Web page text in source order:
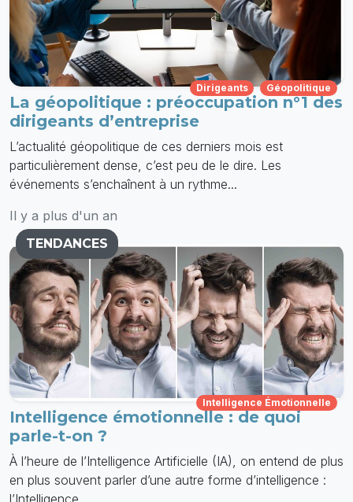
Dirigeants Géopolitique
La géopolitique : préoccupation n°1 des
dirigeants d’entreprise
L’actualité géopolitique de ces derniers mois est
particulièrement dense, c’est peu de le dire. Les
événements s’enchaînent à un rythme...
Il y a plus d'un an
TENDANCES
Intelligence Émotionnelle
Intelligence émotionnelle : de quoi
parle-t-on ?
À l’heure de l’Intelligence Artificielle (IA), on entend de plus
en plus souvent parler d’une autre forme d’intelligence :
l’Intelligence...